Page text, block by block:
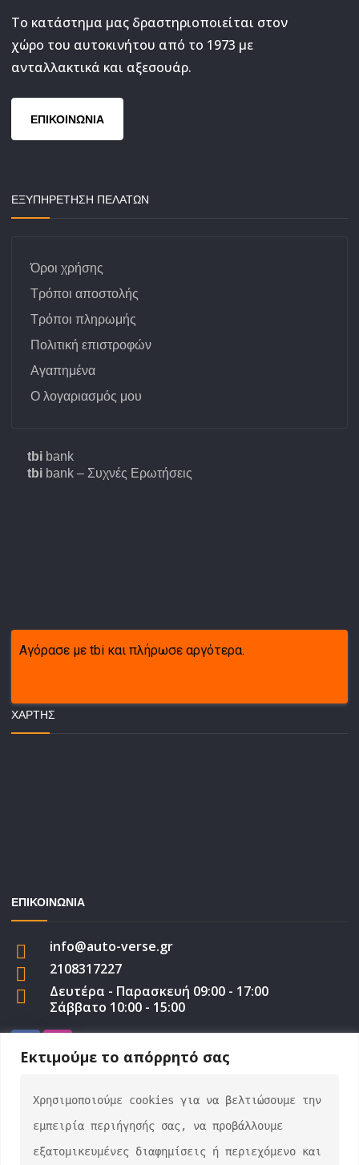
Εκτιμούμε το απόρρητό σας
Χρησιμοποιούμε cookies για να βελτιώσουμε την
εμπειρία περιήγησής σας, να προβάλλουμε
εξατομικευμένες διαφημίσεις ή περιεχόμενο και
Το κατάστημα μας δραστηριοποιείται στον
χώρο του αυτοκινήτου από το 1973 με
ανταλλακτικά και αξεσουάρ.
ΕΠΙΚΟΙΝΩΝΙΑ
ΕΞΥΠΗΡΕΤΗΣΗ ΠΕΛΑΤΩΝ
Όροι χρήσης
Τρόποι αποστολής
Τρόποι πληρωμής
Πολιτική επιστροφών
Αγαπημένα
Ο λογαριασμός μου
tbi bank
tbi bank – Συχνές Ερωτήσεις
Αγόρασε με tbi και πλήρωσε αργότερα.
ΧΆΡΤΗΣ
ΕΠΙΚΟΙΝΩΝΙΑ
info@auto-verse.gr
2108317227
Δευτέρα - Παρασκευή 09:00 - 17:00
Σάββατο 10:00 - 15:00
auto-verse.gr ©2022 | Development by George
Efstratiou